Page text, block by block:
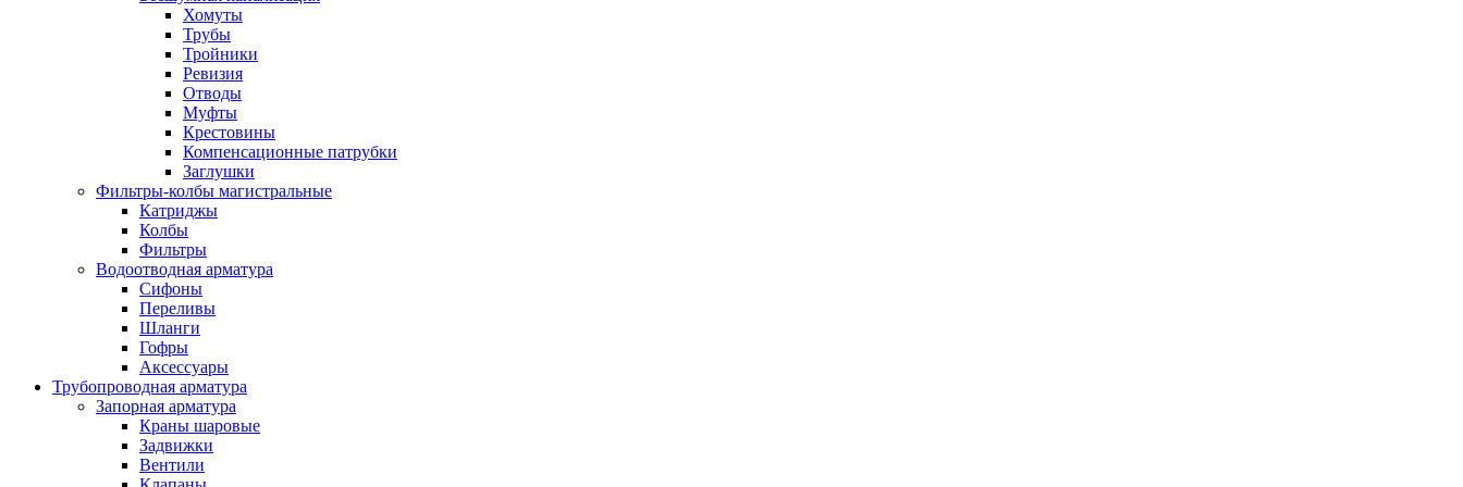
Хомуты
Трубы
Тройники
Ревизия
Отводы
Муфты
Крестовины
Компенсационные патрубки
Заглушки
Фильтры-колбы магистральные
Катриджы
Колбы
Фильтры
Водоотводная арматура
Сифоны
Переливы
Шланги
Гофры
Аксессуары
Трубопроводная арматура
Запорная арматура
Краны шаровые
Задвижки
Вентили